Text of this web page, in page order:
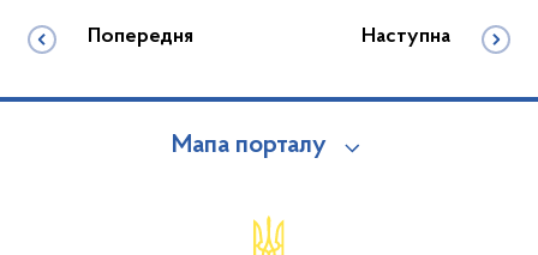
Попередня Наступна
Мапа порталу